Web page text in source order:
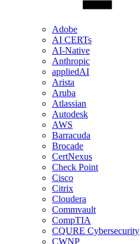
Adobe
AI CERTs
AI-Native
Anthropic
appliedAI
Arista
Aruba
Atlassian
Autodesk
AWS
Barracuda
Brocade
CertNexus
Check Point
Cisco
Citrix
Cloudera
Commvault
CompTIA
CQURE Cybersecurity
CWNP